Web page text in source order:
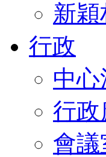
新
行政
中心
行政
會議